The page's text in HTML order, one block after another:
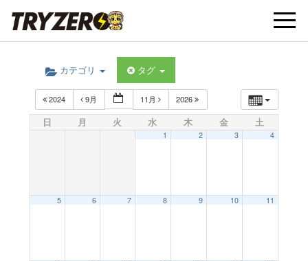
t
カテゴリ タグ
2024 9月 11月 2026
日 月 火 水 木 金 土
1 2 3 4
5 6 7 8 9 10 11